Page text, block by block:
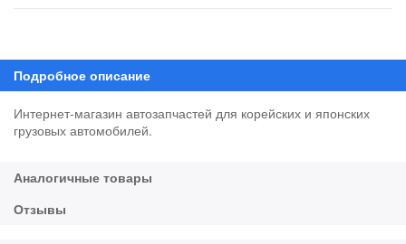
Интернет-магазин автозапчастей для корейских и японских
грузовых автомобилей.